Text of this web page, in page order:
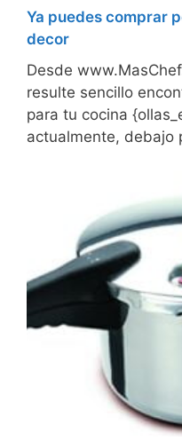
Ya puedes comprar
decor
Desde
resulte sencillo
para tu cocina
actualmente, debajo